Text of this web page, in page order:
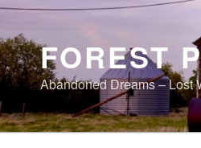
FOREST
Abandoned Dreams – Lost